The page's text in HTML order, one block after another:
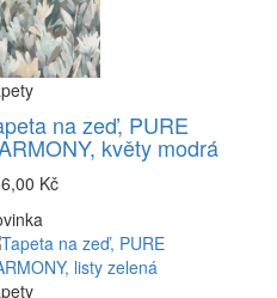
na zeď, PURE
květy modrá
Kč